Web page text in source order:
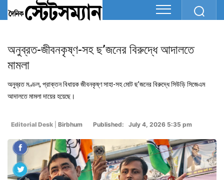
অনুব্রত-জীবনকৃষ্ণ-সহ ছ’জনের বিরুদ্ধে আদালতে
মামলা
অনুব্রত মণ্ডল, প্রাক্তন বিধায়ক জীবনকৃষ্ণ সাহা-সহ মোট ছ’জনের বিরুদ্ধে সিউড়ি সিজেএম
আদালতে মামলা দায়ের হয়েছে।
Editorial Desk Birbhum Published: July 4, 2026 5:35 pm